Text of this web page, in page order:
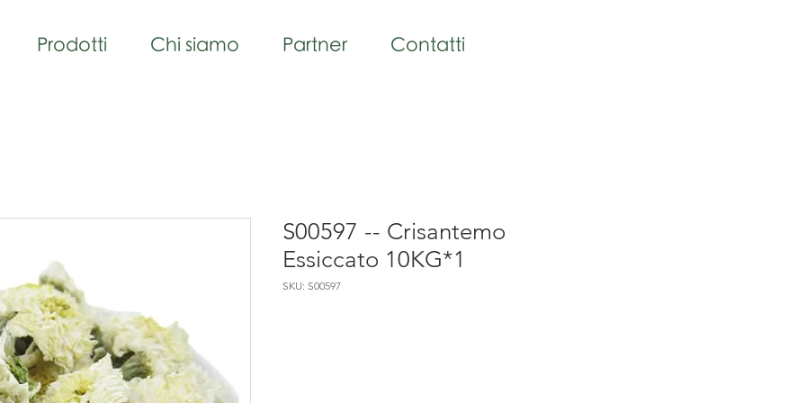
Prodotti Chi siamo Partner Contatti
S00597 -- Crisantemo
Essiccato 10KG*1
SKU: S00597